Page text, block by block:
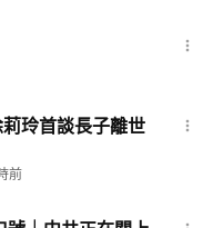
玲首談長子離世
前